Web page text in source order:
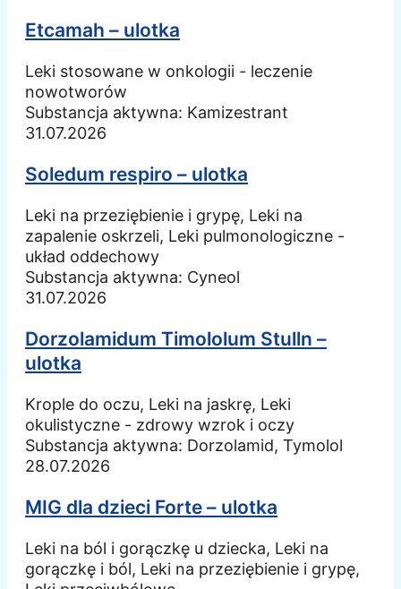
Etcamah – ulotka
Leki stosowane w onkologii - leczenie
nowotworów
Substancja aktywna: Kamizestrant
31.07.2026
Soledum respiro – ulotka
Leki na przeziębienie i grypę, Leki na
zapalenie oskrzeli, Leki pulmonologiczne -
układ oddechowy
Substancja aktywna: Cyneol
31.07.2026
Dorzolamidum Timololum Stulln –
ulotka
Krople do oczu, Leki na jaskrę, Leki
okulistyczne - zdrowy wzrok i oczy
Substancja aktywna: Dorzolamid, Tymolol
28.07.2026
MIG dla dzieci Forte – ulotka
Leki na ból i gorączkę u dziecka, Leki na
gorączkę i ból, Leki na przeziębienie i grypę,